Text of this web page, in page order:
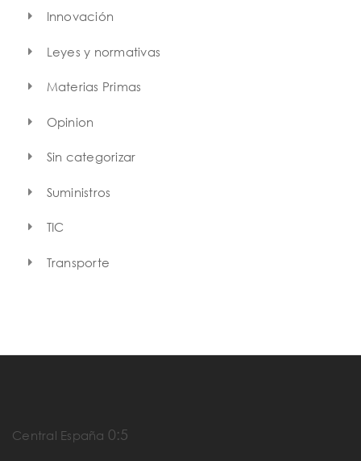
Innovación
Leyes y normativas
Materias Primas
Opinion
Sin categorizar
Suministros
TIC
Transporte
Central España 0:5